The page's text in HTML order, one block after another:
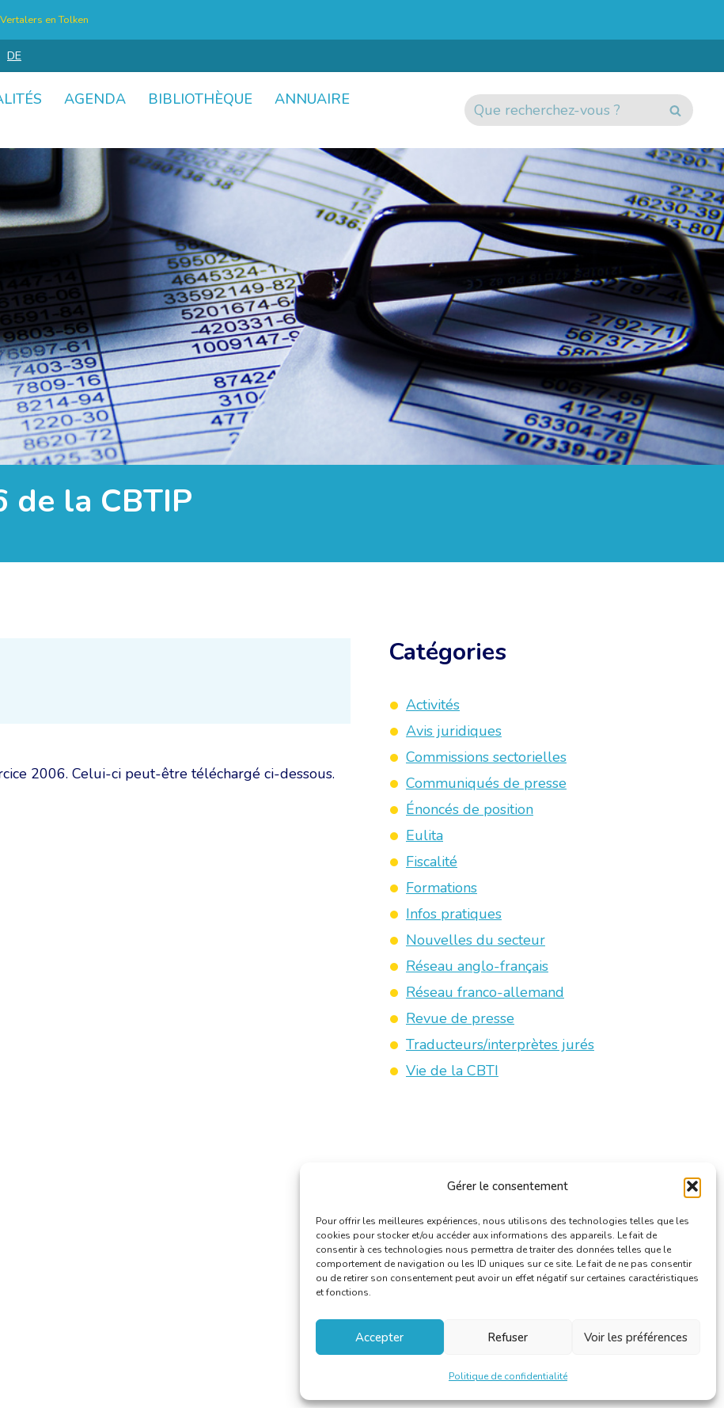
Gérer le consentement
Pour offrir les meilleures expériences, nous utilisons des technologies telles que les
cookies pour stocker et/ou accéder aux informations des appareils. Le fait de
consentir à ces technologies nous permettra de traiter des données telles que le
comportement de navigation ou les ID uniques sur ce site. Le fait de ne pas consentir
ou de retirer son consentement peut avoir un effet négatif sur certaines caractéristiques
et fonctions.
Accepter Refuser Voir les préférences
Politique de confidentialité
en Tolken
DE
AGENDA BIBLIOTHÈQUE
ANNUAIRE
la CBTIP
2006. Celui-ci peut-être téléchargé ci-dessous.
Catégories
Activités
Avis juridiques
Commissions sectorielles
Communiqués de presse
Énoncés de position
Eulita
Fiscalité
Formations
Infos pratiques
Nouvelles du secteur
Réseau anglo-français
Réseau franco-allemand
Revue de presse
Traducteurs/interprètes jurés
Vie de la CBTI